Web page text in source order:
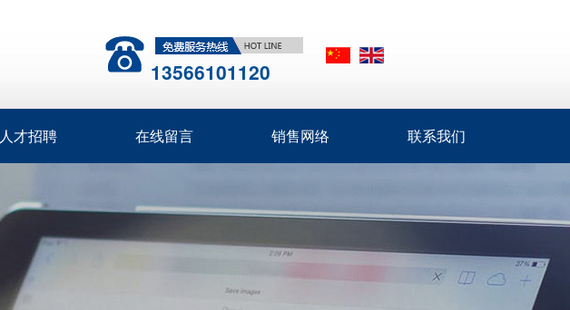
13566101120
人才招聘 在线留言 销售网络 联系我们